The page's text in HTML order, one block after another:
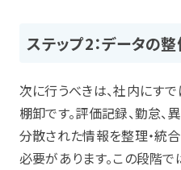
ステップ2：データの
次に行うべきは、社内にす
棚卸です。評価記録、勤怠、
分散された情報を整理・統
必要があります。この段階で